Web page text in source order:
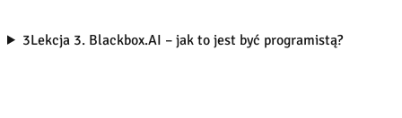
3Lekcja 3. Blackbox.AI – jak to jest być programistą?